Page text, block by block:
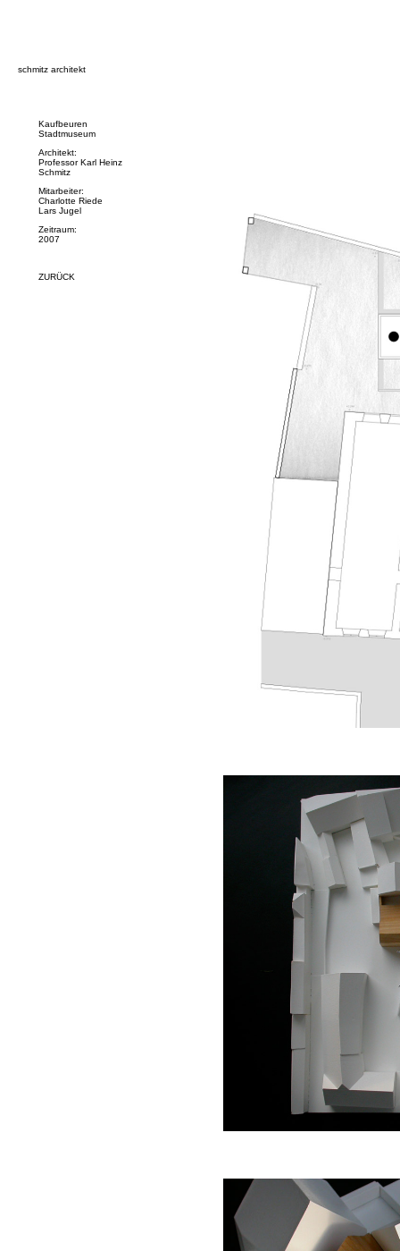
schmitz architekt
Kaufbeuren
Stadtmuseum
Architekt:
Professor Karl Heinz
Schmitz
Mitarbeiter:
Charlotte Riede
Lars Jugel
Zeitraum:
2007
ZURÜCK